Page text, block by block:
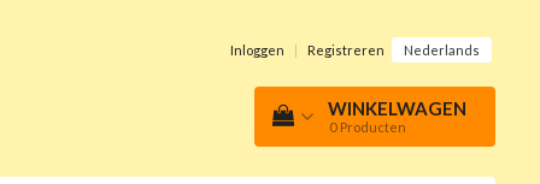
Inloggen | Registreren Nederlands
WINKELWAGEN
0 Producten